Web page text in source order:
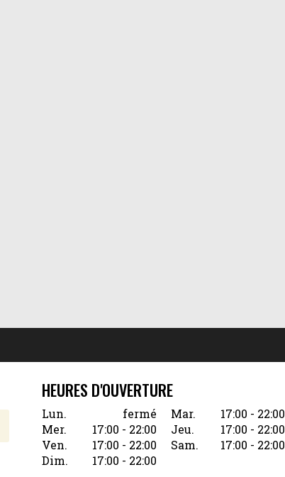
HEURES D'OUVERTURE
Lun. fermé Mar.
17:00 - 22:00
Mer.
17:00 - 22:00 Jeu.
17:00 - 22:00
Ven.
17:00 - 22:00 Sam.
17:00 - 22:00
Dim.
17:00 - 22:00